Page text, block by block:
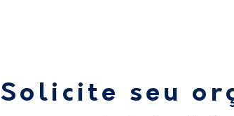
Solicite seu